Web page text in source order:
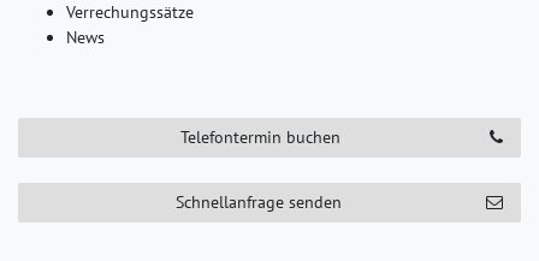
Verrechungssätze
News
Telefontermin buchen
Schnellanfrage senden